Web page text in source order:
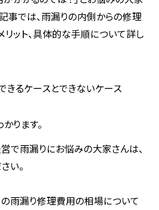
事では、雨漏りの内側からの修理
リット、具体的な手順について詳し
きるケースとできないケース
ります。
営で雨漏りにお悩みの大家さんは、
い。
雨漏り修理費用の相場について